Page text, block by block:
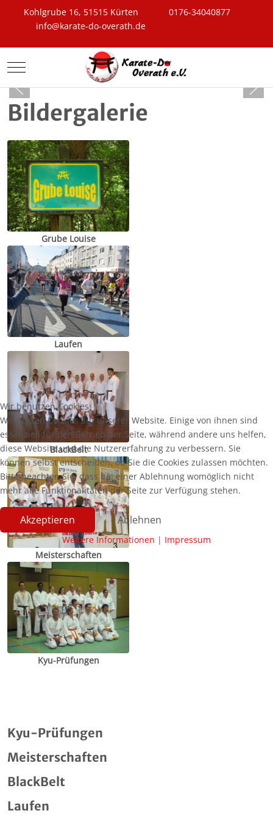
Kohlgrube 16, 51515 Kürten
0176-34040877
info@karate-do-overath.de
Mobile Menu Toggle
Bildergalerie
Grube Louise
Laufen
BlackBelt
Meisterschaften
Kyu-Prüfungen
Kyu-Prüfungen
Meisterschaften
BlackBelt
Laufen
Wir benutzen Cookies
Wir nutzen Cookies auf unserer Website. Einige von ihnen sind
essenziell für den Betrieb der Seite, während andere uns helfen,
diese Website und die Nutzererfahrung zu verbessern. Sie
können selbst entscheiden, ob Sie die Cookies zulassen möchten.
Bitte beachten Sie, dass bei einer Ablehnung womöglich nicht
mehr alle Funktionalitäten der Seite zur Verfügung stehen.
Akzeptieren Ablehnen
Weitere Informationen | Impressum